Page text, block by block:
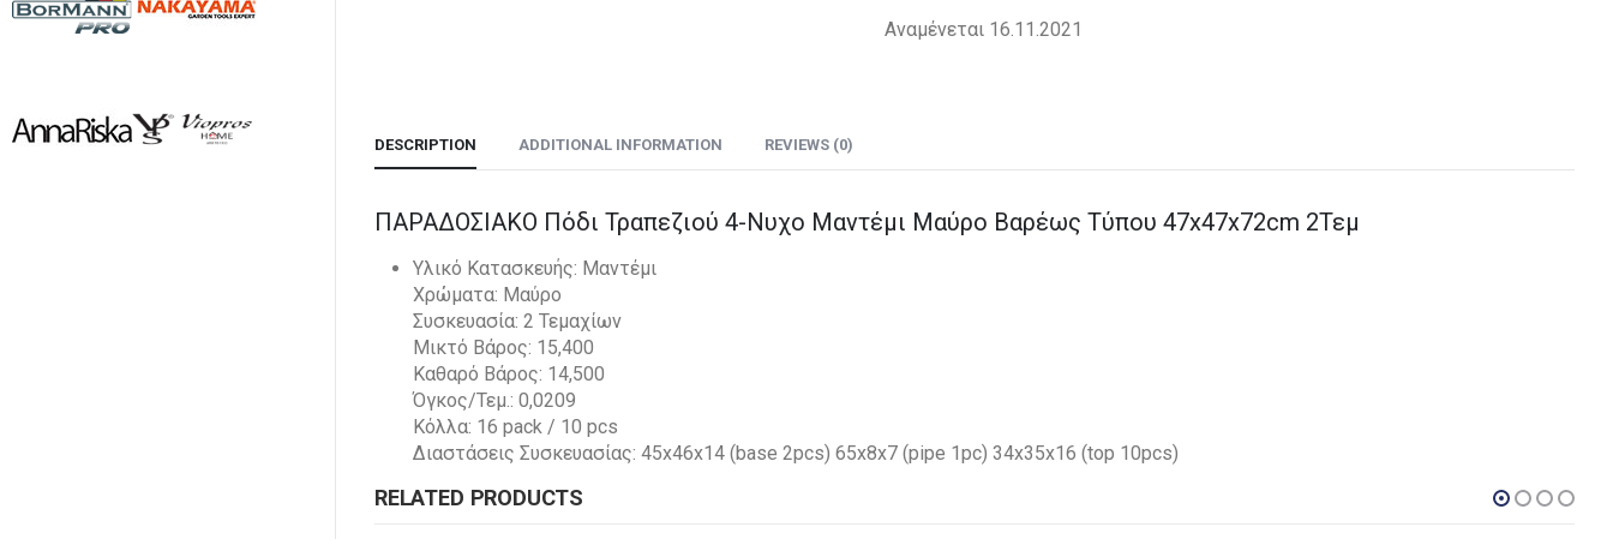
Αναμένεται 16.11.2021
DESCRIPTION ADDITIONAL INFORMATION REVIEWS (0)
ΠΑΡΑΔΟΣΙΑΚΟ Πόδι Τραπεζιού 4-Νυχο Μαντέμι Μαύρο Βαρέως Τύπου 47x47x72cm 2Τεμ
Υλικό Κατασκευής: Μαντέμι
Χρώματα: Μαύρο
Συσκευασία: 2 Τεμαχίων
Μικτό Βάρος: 15,400
Καθαρό Βάρος: 14,500
Όγκος/Τεμ.: 0,0209
Κόλλα: 16 pack / 10 pcs
Διαστάσεις Συσκευασίας: 45x46x14 (base 2pcs) 65x8x7 (pipe 1pc) 34x35x16 (top 10pcs)
RELATED PRODUCTS